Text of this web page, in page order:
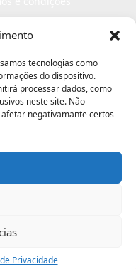
tecnologias como
do dispositivo.
processar dados, como
neste site. Não
negativamante certos
Privacidade
elogios
Minha Conta